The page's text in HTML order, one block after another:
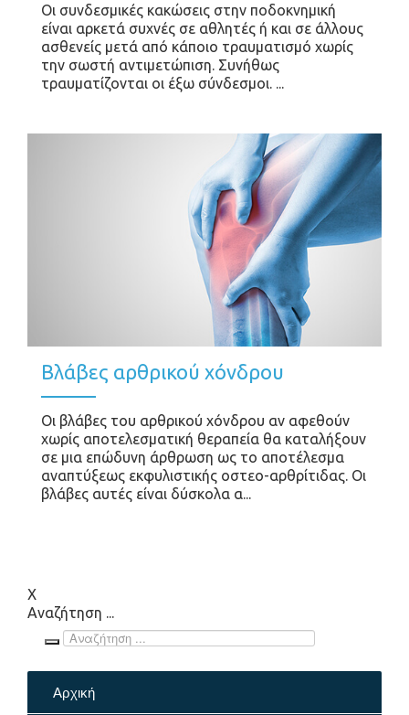
Οι συνδεσμικές κακώσεις στην ποδοκνημική
είναι αρκετά συχνές σε αθλητές ή και σε άλλους
ασθενείς μετά από κάποιο τραυματισμό χωρίς
την σωστή αντιμετώπιση. Συνήθως
τραυματίζονται οι έξω σύνδεσμοι. ...
Βλάβες αρθρικού χόνδρου
Οι βλάβες του αρθρικού χόνδρου αν αφεθούν
χωρίς αποτελεσματική θεραπεία θα καταλήξουν
σε μια επώδυνη άρθρωση ως το αποτέλεσμα
αναπτύξεως εκφυλιστικής οστεο-αρθρίτιδας. Οι
βλάβες αυτές είναι δύσκολα α...
X
Αναζήτηση ...
Αρχική